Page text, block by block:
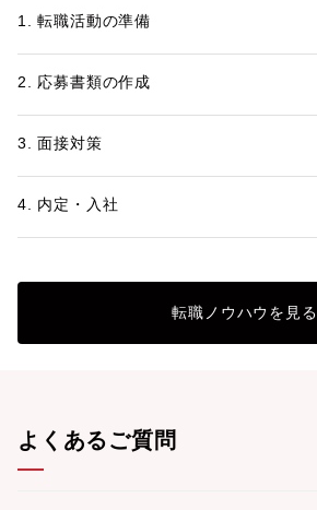
1. 転職活動の準備
2. 応募書類の作成
3. 面接対策
4. 内定・入社
転職ノウハウを見る
よくあるご質問